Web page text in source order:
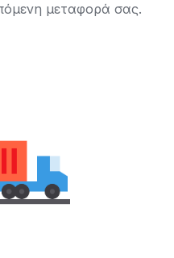
μεταφορά σας.